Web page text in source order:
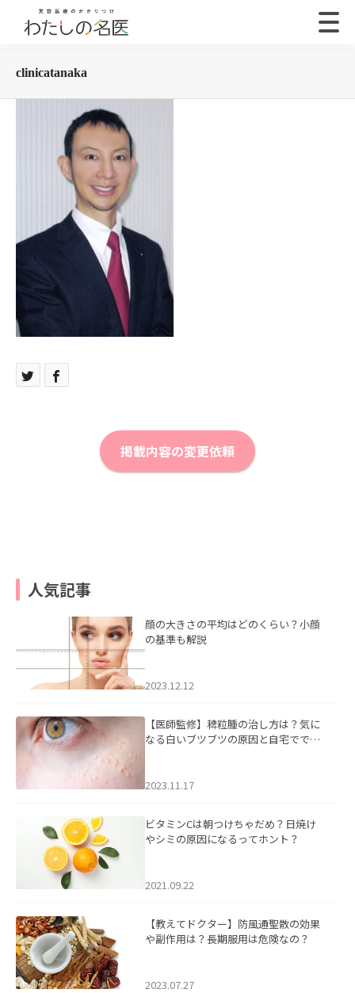
clinicatanaka
掲載内容の変更依頼
人気記事
顔の大きさの平均はどのくらい？小顔
の基準も解説
2023.12.12
【医師監修】稗粒腫の治し方は？気に
なる白いブツブツの原因と自宅ででき
2023.11.17
ビタミンCは朝つけちゃだめ？日焼け
やシミの原因になるってホント？
2021.09.22
【教えてドクター】防風通聖散の効果
や副作用は？長期服用は危険なの？
2023.07.27